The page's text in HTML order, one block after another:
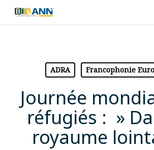
Skip
ADRA Francophonie
Journée
réfugiés : »
royaume